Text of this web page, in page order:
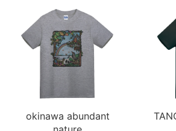
okinawa abundant